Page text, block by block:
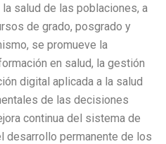
salud de las poblaciones, a
de grado, posgrado y
se promueve la
en salud, la gestión
digital aplicada a la salud
de las decisiones
continua del sistema de
desarrollo permanente de los